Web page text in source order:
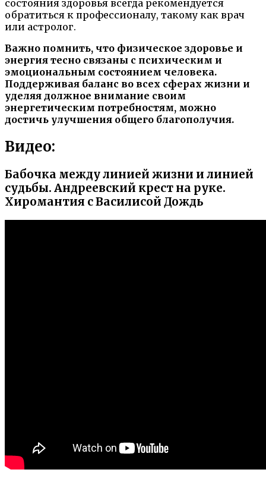
состояния здоровья всегда рекомендуется
обратиться к профессионалу, такому как врач
или астролог.
Важно помнить, что физическое здоровье и
энергия тесно связаны с психическим и
эмоциональным состоянием человека.
Поддерживая баланс во всех сферах жизни и
уделяя должное внимание своим
энергетическим потребностям, можно
достичь улучшения общего благополучия.
Видео:
Бабочка между линией жизни и линией
судьбы. Андреевский крест на руке.
Хиромантия с Василисой Дождь